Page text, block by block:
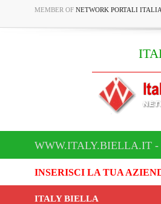
MEMBER OF NETWORK PORTALI
WWW.ITALY.BIELLA.IT
INSERISCI LA TUA
ITALY BIELLA